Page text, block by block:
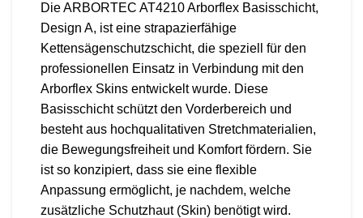
Die ARBORTEC AT4210 Arborflex Basisschicht,
Design A, ist eine strapazierfähige
Kettensägenschutzschicht, die speziell für den
professionellen Einsatz in Verbindung mit den
Arborflex Skins entwickelt wurde. Diese
Basisschicht schützt den Vorderbereich und
besteht aus hochqualitativen Stretchmaterialien,
die Bewegungsfreiheit und Komfort fördern. Sie
ist so konzipiert, dass sie eine flexible
Anpassung ermöglicht, je nachdem, welche
zusätzliche Schutzhaut (Skin) benötigt wird.